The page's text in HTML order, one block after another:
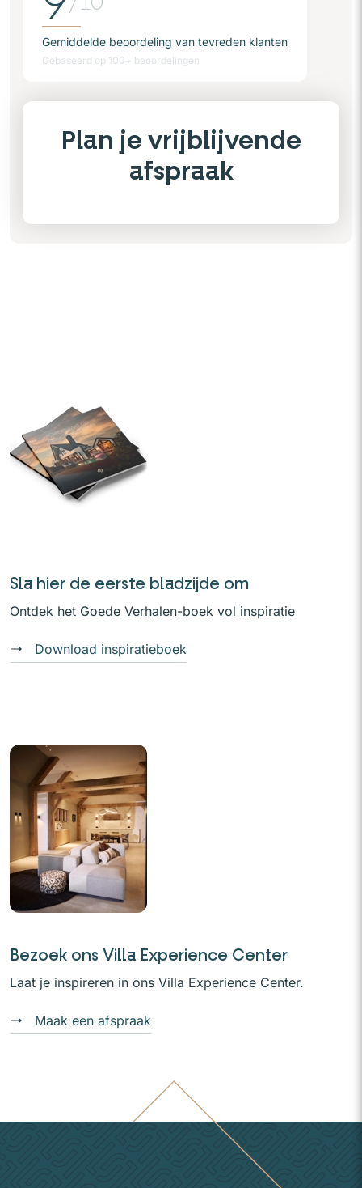
Gemiddelde beoordeling van tevreden klanten
Gebaseerd op 100+ beoordelingen
Plan je vrijblijvende
afspraak
Sla hier de eerste bladzijde om
Ontdek het Goede Verhalen-boek vol inspiratie
Download inspiratieboek
Bezoek ons Villa Experience Center
Laat je inspireren in ons Villa Experience Center.
Maak een afspraak